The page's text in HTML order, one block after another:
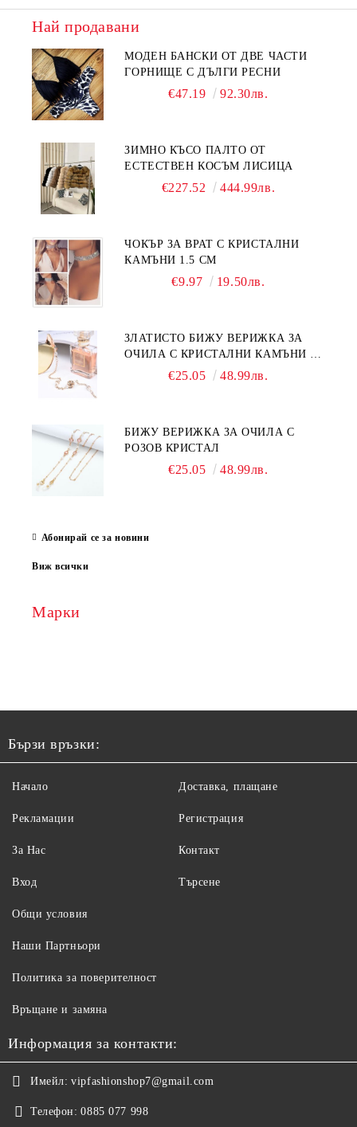
Най продавани
МОДЕН БАНСКИ ОТ ДВЕ ЧАСТИ
ГОРНИЩЕ С ДЪЛГИ РЕСНИ
€47.19 92.30лв.
ЗИМНО КЪСО ПАЛТО ОТ
ЕСТЕСТВЕН КОСЪМ ЛИСИЦА
€227.52 444.99лв.
ЧОКЪР ЗА ВРАТ С КРИСТАЛНИ
КАМЪНИ 1.5 СМ
€9.97 19.50лв.
ЗЛАТИСТО БИЖУ ВЕРИЖКА ЗА
ОЧИЛА С КРИСТАЛНИ КАМЪНИ И
€25.05 48.99лв.
БИЖУ ВЕРИЖКА ЗА ОЧИЛА С
РОЗОВ КРИСТАЛ
€25.05 48.99лв.
Абонирай се за новини
Виж всички
Марки
Бързи връзки:
Начало
Рекламации
За Нас
Вход
Доставка, плащане
Регистрация
Контакт
Търсене
Общи условия
Наши Партньори
Политика за поверителност
Връщане и замяна
Информация за контакти:
Имейл: vipfashionshop7@gmail.com
Телефон: 0885 077 998